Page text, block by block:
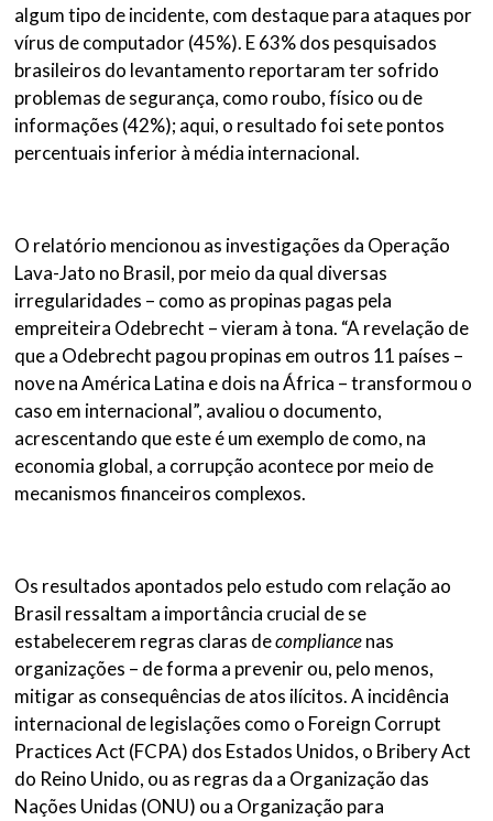
algum tipo de incidente, com destaque para ataques por
vírus de computador (45%). E 63% dos pesquisados
brasileiros do levantamento reportaram ter sofrido
problemas de segurança, como roubo, físico ou de
informações (42%); aqui, o resultado foi sete pontos
percentuais inferior à média internacional.
O relatório mencionou as investigações da Operação
Lava-Jato no Brasil, por meio da qual diversas
irregularidades – como as propinas pagas pela
empreiteira Odebrecht – vieram à tona. “A revelação de
que a Odebrecht pagou propinas em outros 11 países –
nove na América Latina e dois na África – transformou o
caso em internacional”, avaliou o documento,
acrescentando que este é um exemplo de como, na
economia global, a corrupção acontece por meio de
mecanismos financeiros complexos.
Os resultados apontados pelo estudo com relação ao
Brasil ressaltam a importância crucial de se
estabelecerem regras claras decompliancenas
organizações – de forma a prevenir ou, pelo menos,
mitigar as consequências de atos ilícitos. A incidência
internacional de legislações como o Foreign Corrupt
Practices Act (FCPA) dos Estados Unidos, o Bribery Act
do Reino Unido, ou as regras da a Organização das
Nações Unidas (ONU) ou a Organização para